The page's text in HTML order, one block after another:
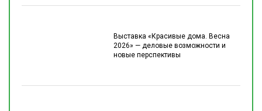
Выставка «Красивые дома. Весна
2026» — деловые возможности и
новые перспективы